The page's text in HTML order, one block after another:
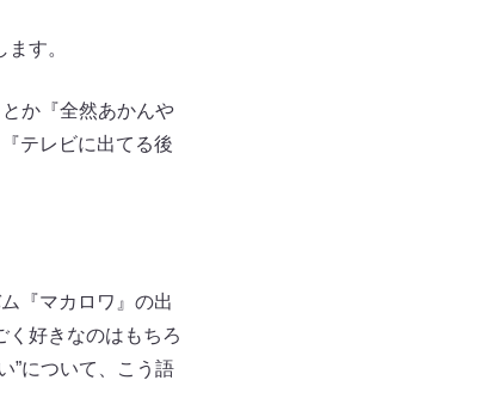
す。
か『全然あかんや
テレビに出てる後
『マカロワ』の出
く好きなのはもちろ
”について、こう語